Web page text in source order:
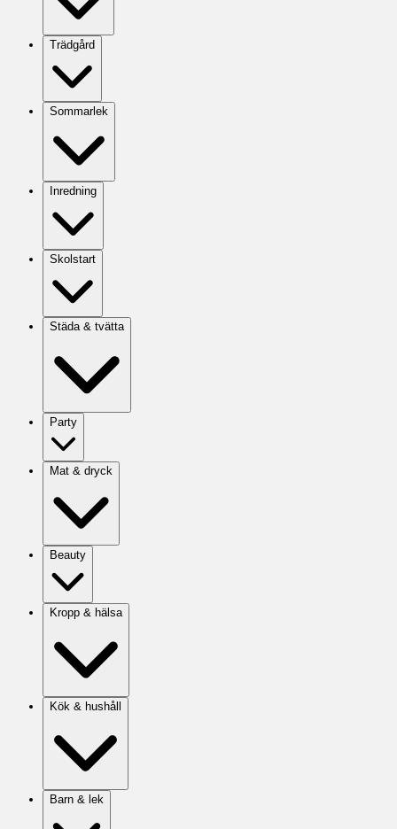
Trädgård
Sommarlek
Inredning
Skolstart
Städa & tvätta
Party
Mat & dryck
Beauty
Kropp & hälsa
Kök & hushåll
Barn & lek